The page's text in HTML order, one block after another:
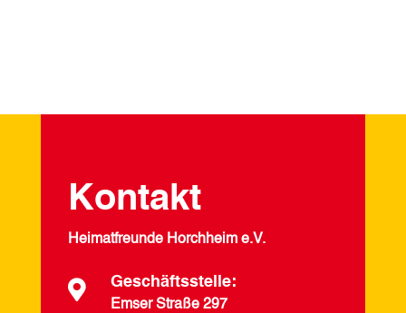
Kontakt
Heimatfreunde Horchheim e.V.
 Geschäftsstelle:
Emser Straße 297